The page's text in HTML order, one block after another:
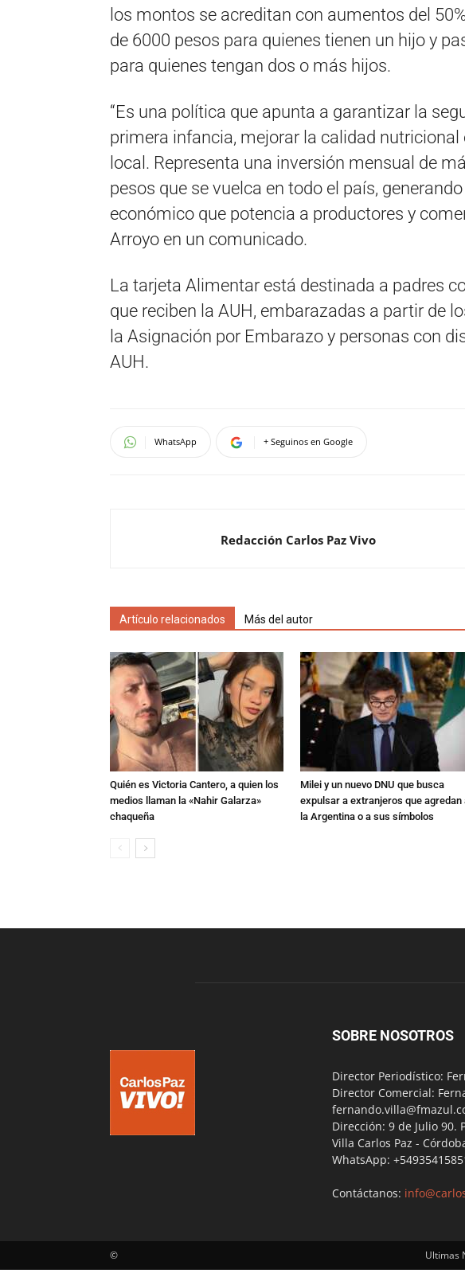
los montos se acreditan con aumentos del
de 6000 pesos para quienes tienen un hijo y
para quienes tengan dos o más hijos.
“Es una política que apunta a garantizar la
primera infancia, mejorar la calidad
local. Representa una inversión mensual de
pesos que se vuelca en todo el país,
económico que potencia a productores y
Arroyo en un comunicado.
La tarjeta Alimentar está destinada a padres
que reciben la AUH, embarazadas a partir de
la Asignación por Embarazo y personas con
AUH.
WhatsApp + Seguinos en Google
Redacción Carlos Paz Vivo
Artículo relacionados Más del autor
Quién es Victoria Cantero, a quien los
medios llaman la «Nahir Galarza»
chaqueña
Milei y un nuevo DNU que busca
expulsar a extranjeros que agredan
la Argentina o a sus símbolos
SOBRE NOSOTROS
Director Periodístico:
Director Comercial:
Dirección: 9 de Julio 90.
Villa Carlos Paz -
WhatsApp:
Contáctanos:
Ultimas
©